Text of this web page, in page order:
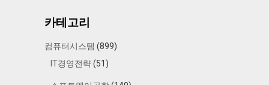
카테고리
컴퓨터시스템 (899)
IT경영전략(51)